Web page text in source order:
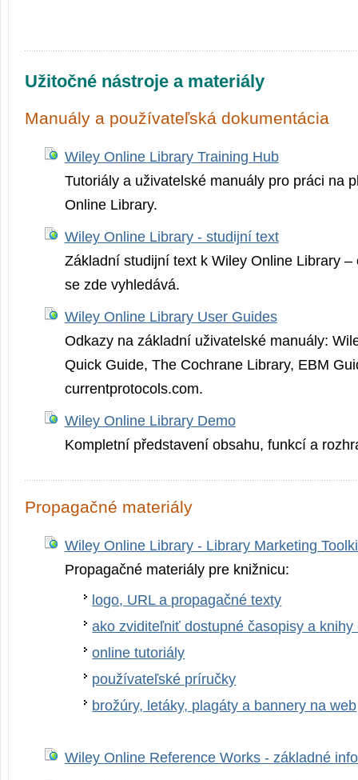
Užitočné nástroje a materiály
Manuály a používateľská dokumentácia
Wiley Online Library Training Hub
Tutoriály a uživatelské manuály pro práci na
Online Library.
Wiley Online Library - studijní text
Základní studijní text k Wiley Online Library –
se zde vyhledává.
Wiley Online Library User Guides
Odkazy na základní uživatelské manuály:
Quick Guide, The Cochrane Library, EBM
currentprotocol­s.com.
Wiley Online Library Demo
Kompletní představení obsahu, funkcí a
Propagačné materiály
Wiley Online Library - Library Marketing
Propagačné materiály pre knižnicu:
logo, URL a propagačné texty
ako zviditeľniť dostupné časopisy a
online tutoriály
používateľské príručky
brožúry, letáky, plagáty a bannery na web
Wiley Online Reference Works - základné